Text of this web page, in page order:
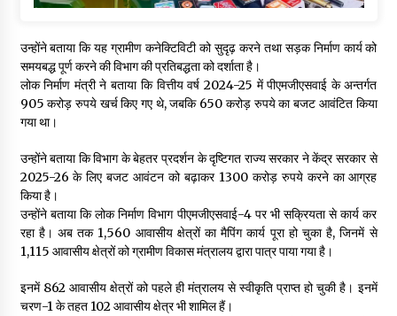
उन्होंने बताया कि यह ग्रामीण कनेक्टिविटी को सुदृढ़ करने तथा सड़क निर्माण कार्य को
समयबद्ध पूर्ण करने की विभाग की प्रतिबद्धता को दर्शाता है।
लोक निर्माण मंत्री ने बताया कि वित्तीय वर्ष 2024-25 में पीएमजीएसवाई के अन्तर्गत
905 करोड़ रुपये खर्च किए गए थे, जबकि 650 करोड़ रुपये का बजट आवंटित किया
गया था।
उन्होंने बताया कि विभाग के बेहतर प्रदर्शन के दृष्टिगत राज्य सरकार ने केंद्र सरकार से
2025-26 के लिए बजट आवंटन को बढ़ाकर 1300 करोड़ रुपये करने का आग्रह
किया है।
उन्होंने बताया कि लोक निर्माण विभाग पीएमजीएसवाई-4 पर भी सक्रियता से कार्य कर
रहा है। अब तक 1,560 आवासीय क्षेत्रों का मैपिंग कार्य पूरा हो चुका है, जिनमें से
1,115 आवासीय क्षेत्रों को ग्रामीण विकास मंत्रालय द्वारा पात्र पाया गया है।
इनमें 862 आवासीय क्षेत्रों को पहले ही मंत्रालय से स्वीकृति प्राप्त हो चुकी है। इनमें
चरण-1 के तहत 102 आवासीय क्षेत्र भी शामिल हैं।